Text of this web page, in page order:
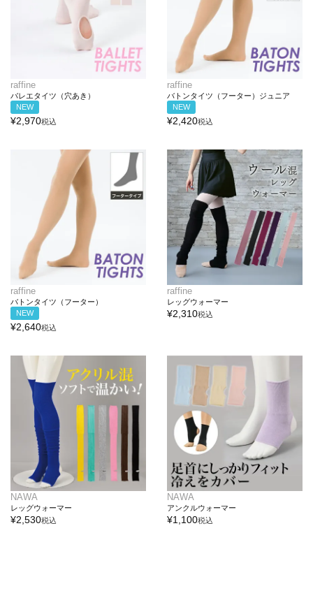
raffine
バレエタイツ（穴あき）
NEW
¥2,970税込
raffine
バトンタイツ（フーター）ジュニア
NEW
¥2,420税込
raffine
バトンタイツ（フーター）
NEW
¥2,640税込
raffine
レッグウォーマー
¥2,310税込
NAWA
レッグウォーマー
¥2,530税込
NAWA
アンクルウォーマー
¥1,100税込